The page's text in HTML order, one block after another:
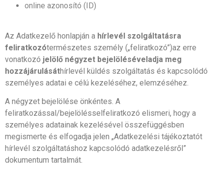
online azonosító (ID)
Az Adatkezelő honlapján a hírlevél szolgáltatásra
feliratkozótermészetes személy („feliratkozó”)az erre
vonatkozó jelölő négyzet bejelöléséveladja meg
hozzájárulásáthírlevél küldés szolgáltatás és kapcsolódó
személyes adatai e célú kezeléséhez, elemzéséhez.
A négyzet bejelölése önkéntes. A
feliratkozással/bejelölésselfeliratkozó elismeri, hogy a
személyes adatainak kezelésével összefüggésben
megismerte és elfogadja jelen „Adatkezelési tájékoztatót
hírlevél szolgáltatáshoz kapcsolódó adatkezelésről”
dokumentum tartalmát.